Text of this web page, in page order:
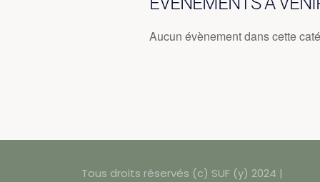
Aucun évènement dans cette
Tous droits réservés (c) SUF (y) 2024 |